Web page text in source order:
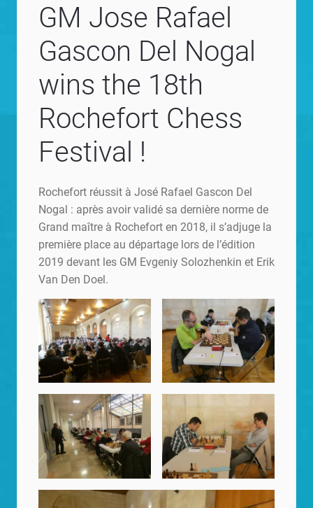
GM Jose Rafael
Gascon Del Nogal
wins the 18th
Rochefort Chess
Festival !
Rochefort réussit à José Rafael Gascon Del
Nogal : après avoir validé sa dernière norme de
Grand maître à Rochefort en 2018, il s’adjuge la
première place au départage lors de l’édition
2019 devant les GM Evgeniy Solozhenkin et Erik
Van Den Doel.